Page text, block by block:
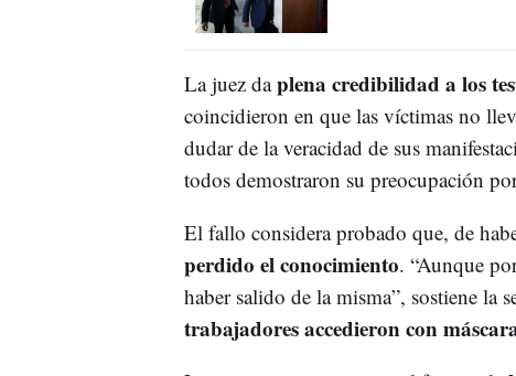
La juez daplena credibilidad a los
coincidieron en que las víctimas no
dudar de la veracidad de sus
todos demostraron su preocupación
El fallo considera probado que, de
perdido el conocimiento. “Aunque
haber salido de la misma”, sostiene la
trabajadores accedieron con